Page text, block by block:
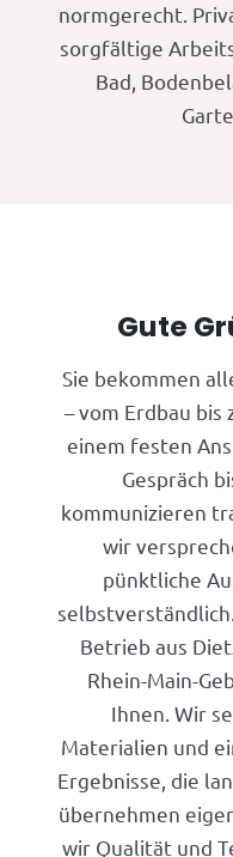
normgerecht.
sorgfältige
Bad,
Gute
Sie bekommen
– vom Erdbau
einem festen
Gespräch
kommunizieren
wir
pünktliche
Betrieb aus
Rhein-Main-
Ihnen. Wir
Materialien und
Ergebnisse, die
übernehmen
wir Qualität und